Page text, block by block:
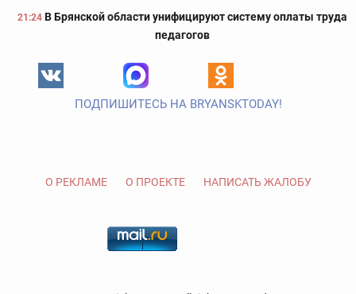
21:24 В Брянской области унифицируют систему оплаты труда
педагогов
ПОДПИШИТЕСЬ НА BRYANSKTODAY!
О РЕКЛАМЕ О ПРОЕКТЕ НАПИСАТЬ ЖАЛОБУ